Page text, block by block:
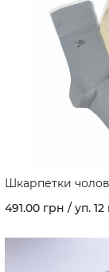
Шкарпетки
гребінної
491.00 грн / уп. 12